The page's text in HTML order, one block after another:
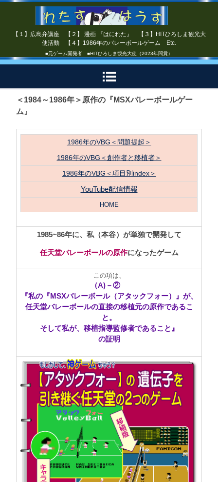
【１】広島弁講座 【２】 漫画 『はにれた』 【３】HITひろしま観光大
使活動 【４】1986年のバレーボールゲーム Etc.
■元ゲーム開発者 ■HITひろしま観光大使（2023年間賞）
＜1984～1986年＞原作の『MSXバレーボールゲー
ム』
1986年のVBG＜問題提起＞
1986年のVBG＜創作者と移植者＞
1986年のVBG＜項目別index＞
YouTube配信情報
HOME
1985~86年に、私（本谷）が単独で開発して
任天堂バレーボールの原作になったゲーム
この項は、
（A)－②
『私の『MSXバレーボール（アタックフォー）』が、
任天堂バレーボールの直接の移植元の原作であるこ
と。
そして私が、移植指導監修者であること』
の証明